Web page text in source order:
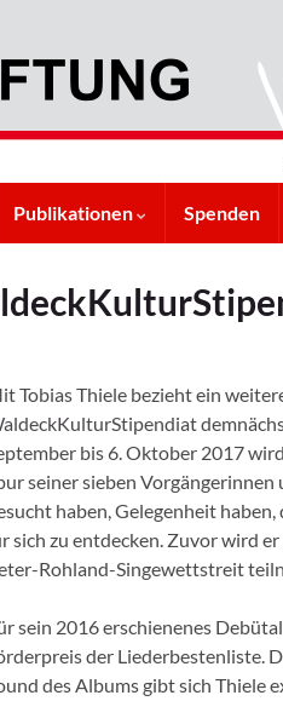
Publikationen Spenden
Tobias Thiele bezieht ein
bis 6. Oktober 2017
seiner sieben
haben, Gelegenheit
sich zu entdecken. Zuvor wird
Rohland-Singewettstreit
sein 2016 erschienenes
der Liederbestenliste.
des Albums gibt sich Thiele